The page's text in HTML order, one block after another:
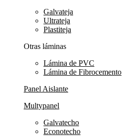
Galvateja
Ultrateja
Plastiteja
Otras láminas
Lámina de PVC
Lámina de Fibrocemento
Panel Aislante
Multypanel
Galvatecho
Econotecho